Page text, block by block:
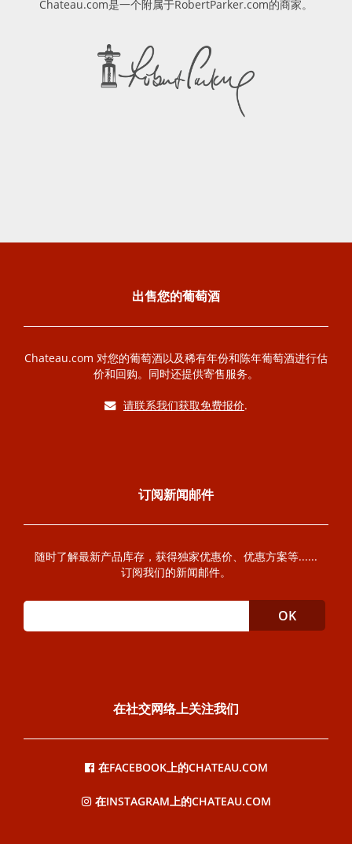
Chateau.com是一个附属于RobertParker.com的商家。
出售您的葡萄酒
Chateau.com 对您的葡萄酒以及稀有年份和陈年葡萄酒进行估
价和回购。同时还提供寄售服务。
请联系我们获取免费报价.
订阅新闻邮件
随时了解最新产品库存，获得独家优惠价、优惠方案等......
订阅我们的新闻邮件。
在社交网络上关注我们
在FACEBOOK上的CHATEAU.COM
在INSTAGRAM上的CHATEAU.COM